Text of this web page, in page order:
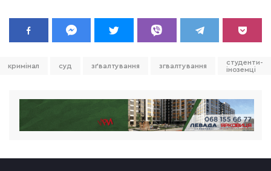
кримінал суд зґвалтування згвалтування
студенти-
іноземці